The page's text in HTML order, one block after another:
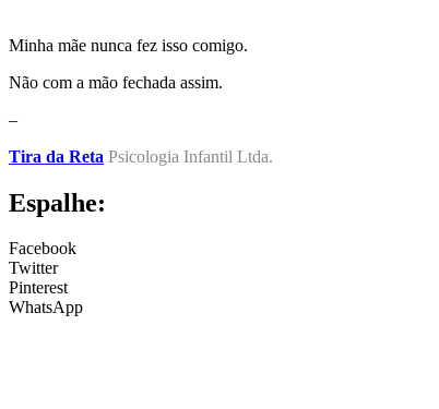
Minha mãe nunca fez isso comigo.
Não com a mão fechada assim.
–
Tira da Reta Psicologia Infantil Ltda.
Espalhe:
Facebook
Twitter
Pinterest
WhatsApp